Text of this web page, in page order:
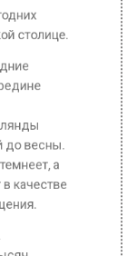
до весны.
темнеет, а
в качестве